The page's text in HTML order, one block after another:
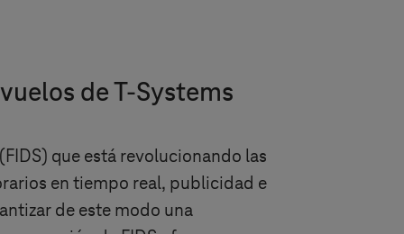
deT-Systems
que está revolucionando las
en tiempo real, publicidad e
de este modo una